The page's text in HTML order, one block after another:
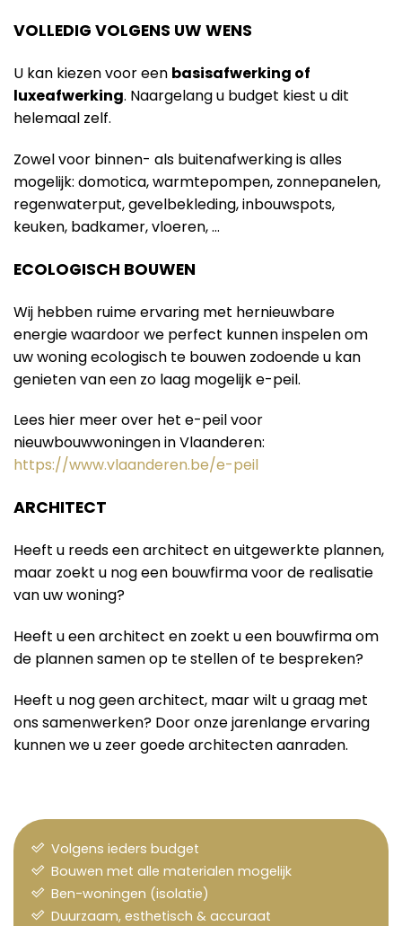
VOLLEDIG VOLGENS UW WENS
U kan kiezen voor een basisafwerking of
luxeafwerking. Naargelang u budget kiest u dit
helemaal zelf.
Zowel voor binnen- als buitenafwerking is alles
mogelijk: domotica, warmtepompen, zonnepanelen,
regenwaterput, gevelbekleding, inbouwspots,
keuken, badkamer, vloeren, …
ECOLOGISCH BOUWEN
Wij hebben ruime ervaring met hernieuwbare
energie waardoor we perfect kunnen inspelen om
uw woning ecologisch te bouwen zodoende u kan
genieten van een zo laag mogelijk e-peil.
Lees hier meer over het e-peil voor
nieuwbouwwoningen in Vlaanderen:
https://www.vlaanderen.be/e-peil
ARCHITECT
Heeft u reeds een architect en uitgewerkte plannen,
maar zoekt u nog een bouwfirma voor de realisatie
van uw woning?
Heeft u een architect en zoekt u een bouwfirma om
de plannen samen op te stellen of te bespreken?
Heeft u nog geen architect, maar wilt u graag met
ons samenwerken? Door onze jarenlange ervaring
kunnen we u zeer goede architecten aanraden.
Volgens ieders budget
Bouwen met alle materialen mogelijk
Ben-woningen (isolatie)
Duurzaam, esthetisch & accuraat